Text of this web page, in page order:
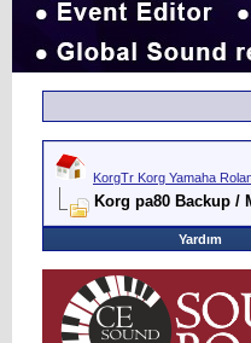
KorgTr Korg Yamaha
Korg pa80 Backup /
Yardım